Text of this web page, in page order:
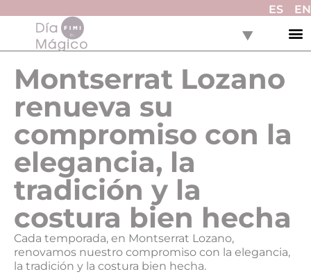
ES EN
Montserrat Lozano
renueva su
compromiso con la
elegancia, la
tradición y la
costura bien hecha
Cada temporada, en Montserrat Lozano,
renovamos nuestro compromiso con la elegancia,
la tradición y la costura bien hecha.